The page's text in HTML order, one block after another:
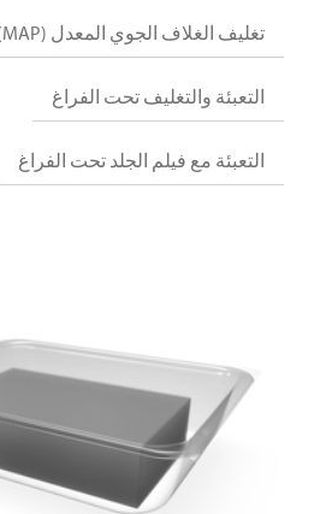
تغليف الغلاف الجوي المعدل (MAP)
التعبئة والتغليف تحت الفراغ
التعبئة مع فيلم الجلد تحت الفراغ